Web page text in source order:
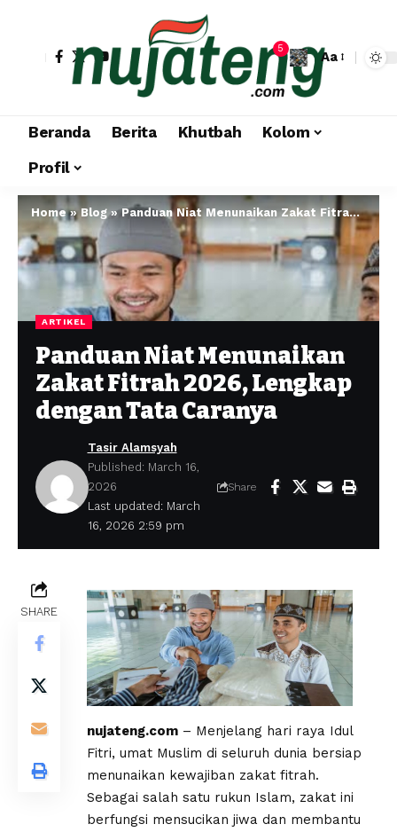
5
Aa
Beranda Berita Khutbah
Kolom
Profil
Home» Blog »Panduan Niat Menunaikan Zakat Fitrah 2026, Lengkap dengan Tata Caranya
ARTIKEL
Panduan Niat Menunaikan
Zakat Fitrah 2026, Lengkap
dengan Tata Caranya
Last updated: March
16, 2026 2:59 pm
Tasir Alamsyah
Published: March 16,
2026
Share
SHARE
nujateng.com – Menjelang hari raya Idul
Fitri, umat Muslim di seluruh dunia bersiap
menunaikan kewajiban zakat fitrah.
Sebagai salah satu rukun Islam, zakat ini
berfungsi mensucikan jiwa dan membantu